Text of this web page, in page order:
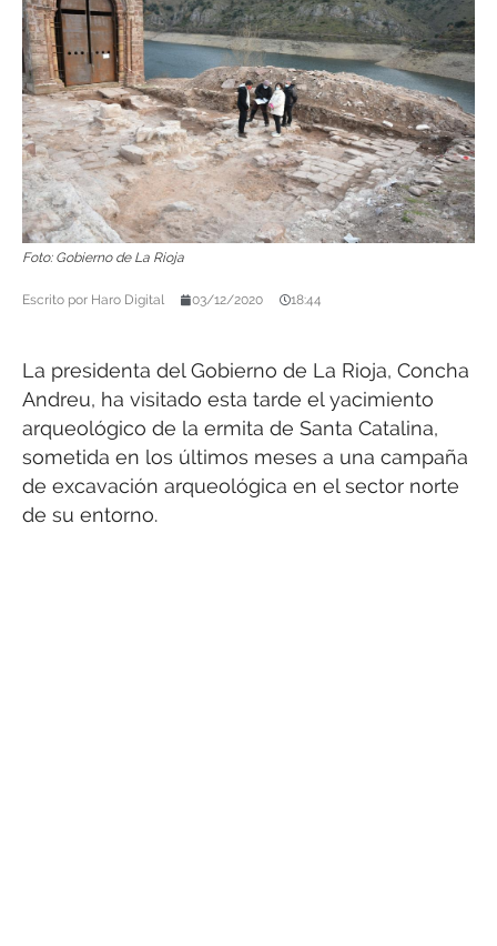
Foto: Gobierno de La Rioja
Escrito por Haro Digital 03/12/2020 18:44
La presidenta del Gobierno de La Rioja, Concha
Andreu, ha visitado esta tarde el yacimiento
arqueológico de la ermita de Santa Catalina,
sometida en los últimos meses a una campaña
de excavación arqueológica en el sector norte
de su entorno.